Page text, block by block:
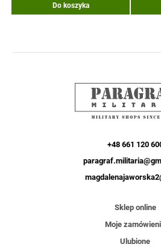
Do koszyka
+48 661 120
Sklep online
Moje
Ulubione